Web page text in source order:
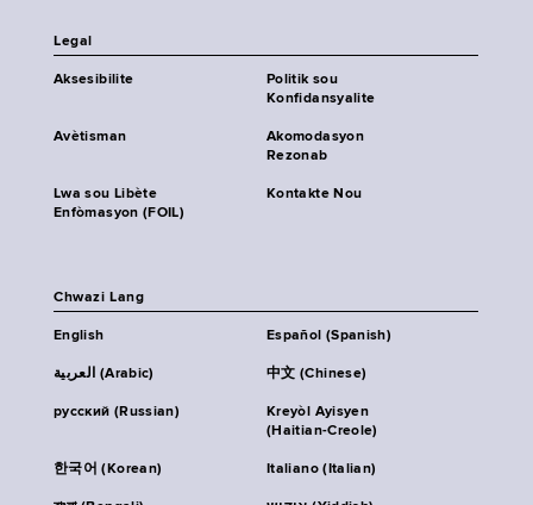
Legal
Aksesibilite
Politik sou
Konfidansyalite
Avètisman
Akomodasyon
Rezonab
Lwa sou Libète
Enfòmasyon (FOIL)
Kontakte Nou
Chwazi Lang
English Español (Spanish)
العربية (Arabic) 中文 (Chinese)
русский (Russian)
Kreyòl Ayisyen
(Haitian-Creole)
한국어 (Korean) Italiano (Italian)